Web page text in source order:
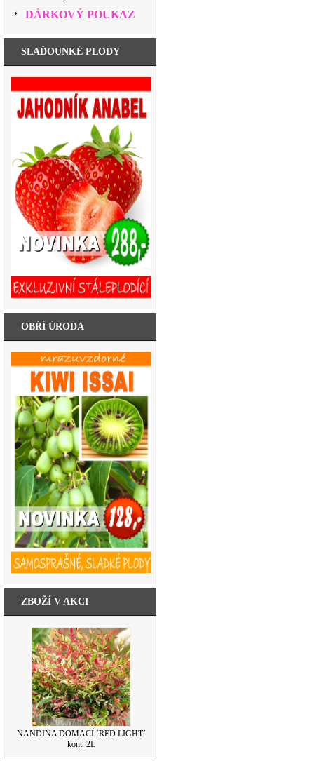
DÁRKOVÝ POUKAZ
SLAĎOUNKÉ PLODY
OBŘÍ ÚRODA
ZBOŽÍ V AKCI
NANDINA DOMACÍ ´RED LIGHT´
kont. 2L